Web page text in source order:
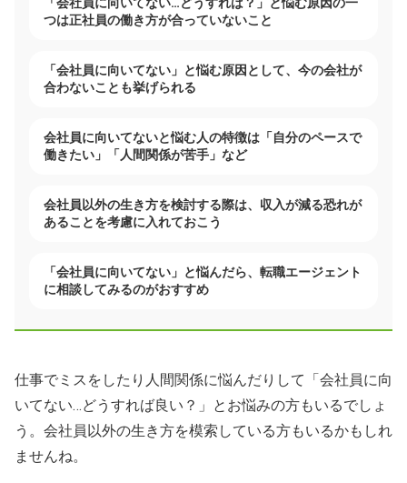
「会社員に向いてない…どうすれば？」と悩む原因の一
つは正社員の働き方が合っていないこと
「会社員に向いてない」と悩む原因として、今の会社が
合わないことも挙げられる
会社員に向いてないと悩む人の特徴は「自分のペースで
働きたい」「人間関係が苦手」など
会社員以外の生き方を検討する際は、収入が減る恐れが
あることを考慮に入れておこう
「会社員に向いてない」と悩んだら、転職エージェント
に相談してみるのがおすすめ
仕事でミスをしたり人間関係に悩んだりして「会社員に向
いてない…どうすれば良い？」とお悩みの方もいるでしょ
う。会社員以外の生き方を模索している方もいるかもしれ
ませんね。